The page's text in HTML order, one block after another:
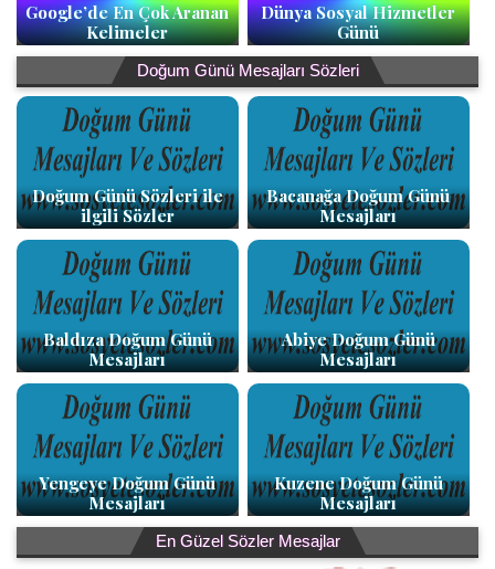
Google’de En Çok Aranan
Kelimeler
Dünya Sosyal Hizmetler
Günü
Doğum Günü Mesajları Sözleri
Doğum Günü Sözleri ile
ilgili Sözler
Bacanağa Doğum Günü
Mesajları
Baldıza Doğum Günü
Mesajları
Abiye Doğum Günü
Mesajları
Yengeye Doğum Günü
Mesajları
Kuzene Doğum Günü
Mesajları
En Güzel Sözler Mesajlar